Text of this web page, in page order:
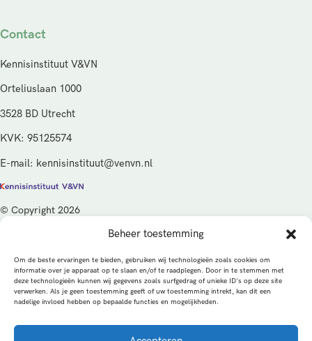
Beheer toestemming
Om de beste ervaringen te bieden, gebruiken wij technologieën zoals cookies om
informatie over je apparaat op te slaan en/of te raadplegen. Door in te stemmen met
deze technologieën kunnen wij gegevens zoals surfgedrag of unieke ID's op deze site
verwerken. Als je geen toestemming geeft of uw toestemming intrekt, kan dit een
nadelige invloed hebben op bepaalde functies en mogelijkheden.
Contact
Kennisinstituut V&VN
Orteliuslaan 1000
3528 BD Utrecht
KVK: 95125574
E-mail: kennisinstituut@venvn.nl
© Copyright 2026
De activiteiten van het Kennisinstituut V&VN worden gefinancierd
vanuit de kwaliteitsgelden van het ministerie van Volksgezondheid,
Welzijn en Sport (VWS), beheerd door ZonMw.
PrivacybeleidCookiesAlgemene voorwaarden